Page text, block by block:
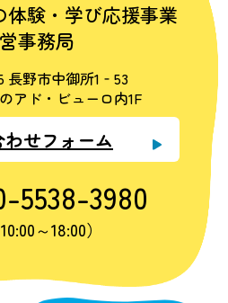
体験・学び応援事業
事務局
長野市中御所1‐53
アド・ビューロ内1F
せフォーム
5538-3980
～18:00）